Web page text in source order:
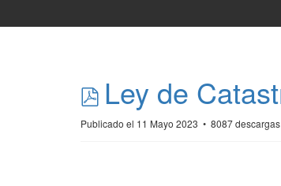
pdf
Ley de
Publicado el 11 Mayo 2023 8087 descargas